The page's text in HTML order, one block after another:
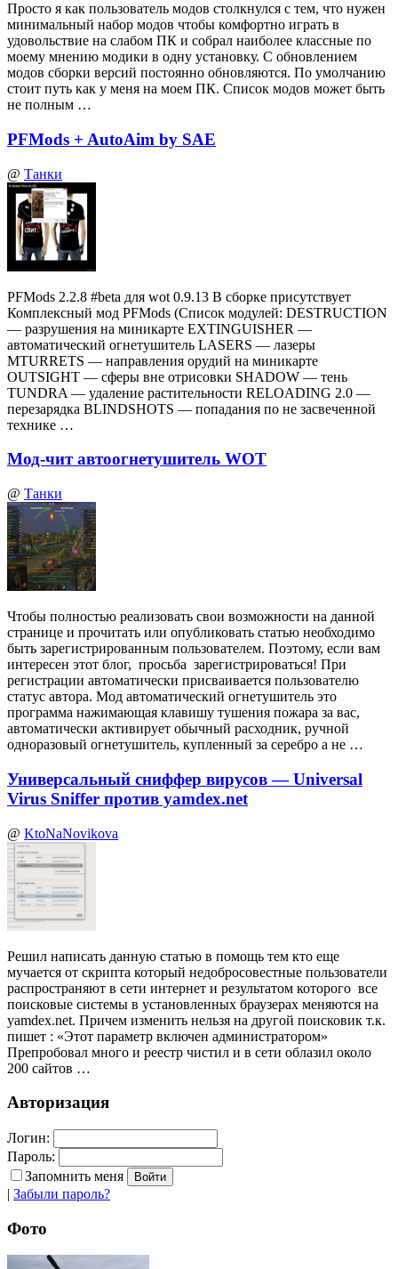
Просто я как пользователь модов столкнулся с тем, что нужен
минимальный набор модов чтобы комфортно играть в
удовольствие на слабом ПК и собрал наиболее классные по
моему мнению модики в одну установку. С обновлением
модов сборки версий постоянно обновляются. По умолчанию
стоит путь как у меня на моем ПК. Список модов может быть
не полным …
PFMods + AutoAim by SAE
@ Танки
PFMods 2.2.8 #beta для wot 0.9.13 В сборке присутствует
Комплексный мод PFMods (Список модулей: DESTRUCTION
— разрушения на миникарте EXTINGUISHER —
автоматический огнетушитель LASERS — лазеры
MTURRETS — направления орудий на миникарте
OUTSIGHT — сферы вне отрисовки SHADOW — тень
TUNDRA — удаление растительности RELOADING 2.0 —
перезарядка BLINDSHOTS — попадания по не засвеченной
технике …
Мод-чит автоогнетушитель WOT
@ Танки
Чтобы полностью реализовать свои возможности на данной
странице и прочитать или опубликовать статью необходимо
быть зарегистрированным пользователем. Поэтому, если вам
интересен этот блог, просьба зарегистрироваться! При
регистрации автоматически присваивается пользователю
статус автора. Мод автоматический огнетушитель это
программа нажимающая клавишу тушения пожара за вас,
автоматически активирует обычный расходник, ручной
одноразовый огнетушитель, купленный за серебро а не …
Универсальный сниффер вирусов — Universal
Virus Sniffer против yamdex.net
@ KtoNaNovikova
Решил написать данную статью в помощь тем кто еще
мучается от скрипта который недобросовестные пользователи
распространяют в сети интернет и результатом которого все
поисковые системы в установленных браузерах меняются на
yamdex.net. Причем изменить нельзя на другой поисковик т.к.
пишет : «Этот параметр включен администратором»
Препробовал много и реестр чистил и в сети облазил около
200 сайтов …
Авторизация
Логин:
Пароль:
Запомнить меня
| Забыли пароль?
Фото